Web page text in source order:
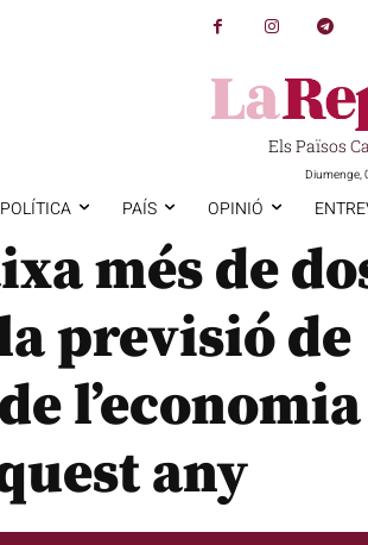
Els Països
Diumenge,
POLÍTICA PAÍS OPINIÓ
més de
previsió de
l’economia
any